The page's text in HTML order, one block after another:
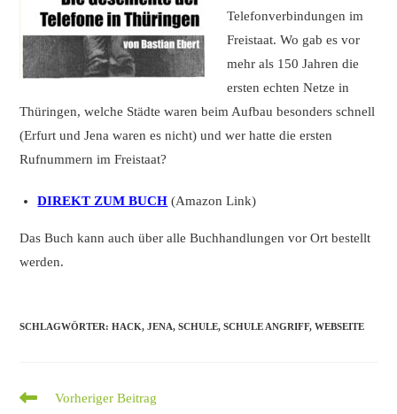
Telefonverbindungen im
Freistaat. Wo gab es vor
mehr als 150 Jahren die
ersten echten Netze in
Thüringen, welche Städte waren beim Aufbau besonders schnell
(Erfurt und Jena waren es nicht) und wer hatte die ersten
Rufnummern im Freistaat?
DIREKT ZUM BUCH (Amazon Link)
Das Buch kann auch über alle Buchhandlungen vor Ort bestellt
werden.
SCHLAGWÖRTER:HACK, JENA, SCHULE, SCHULE ANGRIFF, WEBSEITE
WeitereVorheriger Beitrag